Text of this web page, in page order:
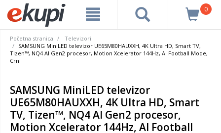
0
Početna stranica
Televizori
SAMSUNG MiniLED televizor UE65M80HAUXXH, 4K Ultra HD, Smart TV,
Tizen™, NQ4 AI Gen2 procesor, Motion Xcelerator 144Hz, AI Football Mode,
Crni
SAMSUNG MiniLED televizor
UE65M80HAUXXH, 4K Ultra HD, Smart
TV, Tizen™, NQ4 AI Gen2 procesor,
Motion Xcelerator 144Hz, AI Football